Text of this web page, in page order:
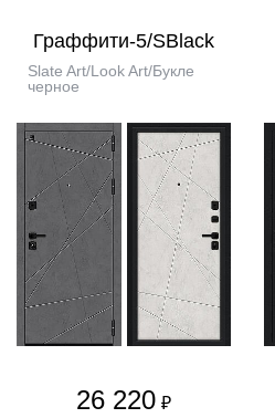
Граффити-5/SBlack
Slate Art/Look Art/Букле
черное
26 220 ₽